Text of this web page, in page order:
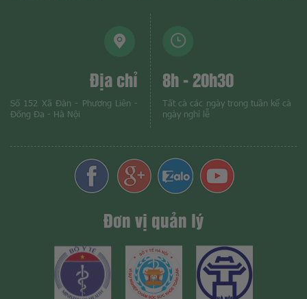
Địa chỉ
Số 152 Xã Đàn - Phương Liên -
Đống Đa - Hà Nội
8h - 20h30
Tất cả các ngày trong tuần kể cả
ngày nghỉ lễ
Đơn vị quản lý